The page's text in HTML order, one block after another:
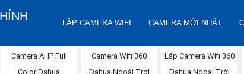
LẮP CAMERA WIFI CAMERA MỚI NHẤT
Camera AI IP Full
Color Dahua
Camera Wifi 360
Dahua Ngoài Trời
Lắp Camera Wifi 360
Dahua Ngoài Trời